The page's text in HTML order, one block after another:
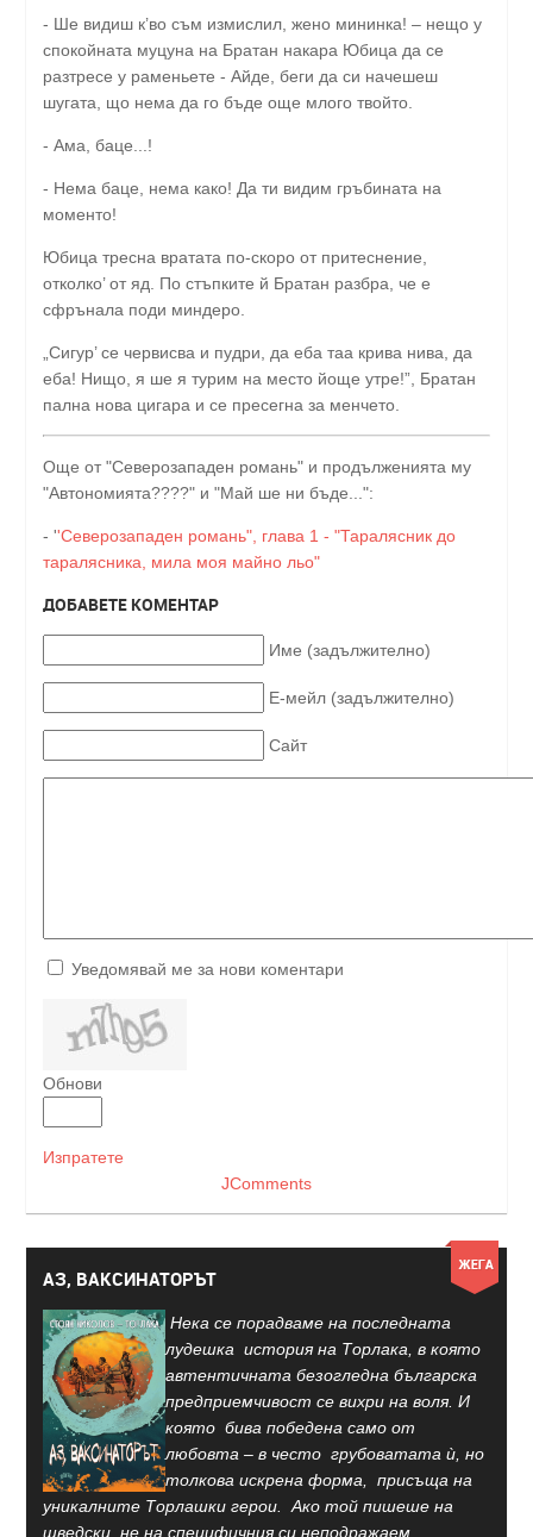
- Ше видиш к’во съм измислил, жено мининка! – нещо у
спокойната муцуна на Братан накара Юбица да се
разтресе у раменьете - Айде, беги да си начешеш
шугата, що нема да го бъде още млого твойто.
- Ама, баце...!
- Нема баце, нема како! Да ти видим гръбината на
моменто!
Юбица тресна вратата по-скоро от притеснение,
отколко’ от яд. По стъпките й Братан разбра, че е
сфрънала поди миндеро.
„Сигур’ се червисва и пудри, да еба таа крива нива, да
еба! Нищо, я ше я турим на место йоще утре!”, Братан
пална нова цигара и се пресегна за менчето.
Още от "Северозападен романь" и продълженията му
"Автономията????" и "Май ше ни бъде...":
- ''Северозападен романь", глава 1 - "Таралясник до
таралясника, мила моя майно льо"
ДОБАВЕТЕ КОМЕНТАР
Име (задължително)
Е-мейл (задължително)
Сайт
Уведомявай ме за нови коментари
Обнови
Изпратете
JComments
АЗ, ВАКСИНАТОРЪТ
Нека се порадваме на последната
лудешка история на Торлака, в която
автентичната безогледна българска
предприемчивост се вихри на воля. И
която бива победена само от
любовта – в често грубоватата ѝ, но
толкова искрена форма, присъща на
уникалните Торлашки герои. Ако той пишеше на
шведски, не на специфичния си неподражаем